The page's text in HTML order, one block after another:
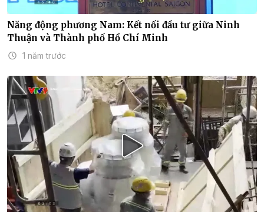
Năng động phương Nam: Kết nối đầu tư giữa Ninh
Thuận và Thành phố Hồ Chí Minh
1 năm trước